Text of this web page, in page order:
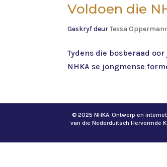
Voldoen die
Geskryf deurTessa
Tydens die bosberaad
NHKA se jongmense
© 2025 NHKA. Ontwerp en
van die Nederduitsch Hervormde